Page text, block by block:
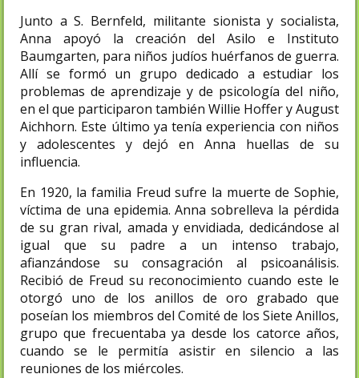
Junto a S. Bernfeld, militante sionista y socialista,
Anna apoyó la creación del Asilo e Instituto
Baumgarten, para niños judíos huérfanos de guerra.
Allí se formó un grupo dedicado a estudiar los
problemas de aprendizaje y de psicología del niño,
en el que participaron también Willie Hoffer y August
Aichhorn. Este último ya tenía experiencia con niños
y adolescentes y dejó en Anna huellas de su
influencia.
En 1920, la familia Freud sufre la muerte de Sophie,
víctima de una epidemia. Anna sobrelleva la pérdida
de su gran rival, amada y envidiada, dedicándose al
igual que su padre a un intenso trabajo,
afianzándose su consagración al psicoanálisis.
Recibió de Freud su reconocimiento cuando este le
otorgó uno de los anillos de oro grabado que
poseían los miembros del Comité de los Siete Anillos,
grupo que frecuentaba ya desde los catorce años,
cuando se le permitía asistir en silencio a las
reuniones de los miércoles.